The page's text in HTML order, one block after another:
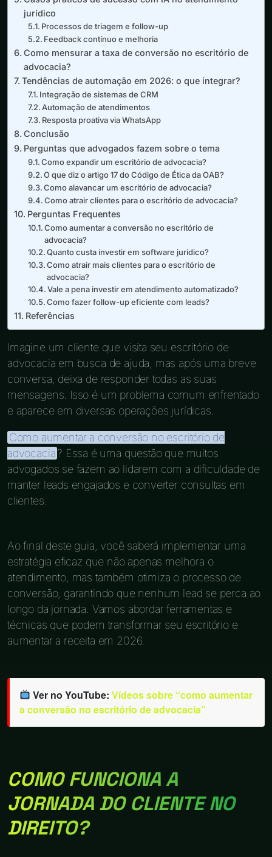
jurídico
Processos de triagem e follow-up
Feedback contínuo e melhoria
Como mensurar a taxa de conversão no escritório de
advocacia?
Tendências de automação em 2026: o que integrar?
Integração de sistemas de CRM
Automação de atendimentos
Resposta proativa via WhatsApp
Conclusão
Perguntas que advogados fazem sobre o tema
Como expandir um escritório de advocacia?
O que diz o artigo 17 do Código de Ética da OAB?
Como alavancar um escritório de advocacia?
Como atrair clientes para o escritório de advocacia?
Perguntas Frequentes
Como aumentar a conversão no escritório de
advocacia?
Quanto custa investir em software jurídico?
Como atrair mais clientes para o escritório de
advocacia?
Vale a pena investir em atendimento automatizado?
Como fazer follow-up eficiente com leads?
Referências
Imagine um cliente que visita seu escritório de
advocacia em busca de ajuda, mas após uma breve
conversa, deixa de responder todas as suas
mensagens. Isso é um problema comum enfrentado
e aparece em diversas operações jurídicas.
Como aumentar a conversão no escritório de
advocacia? Essa é uma questão que muitos
advogados se fazem ao lidarem com a dificuldade de
manter leads engajados e converter consultas em
clientes.
Ao final deste guia, você saberá implementar uma
estratégia eficaz que não apenas melhora o
atendimento, mas também otimiza o processo de
conversão, garantindo que nenhum lead se perca ao
longo da jornada. Vamos abordar ferramentas e
técnicas que podem transformar seu escritório e
aumentar a receita em 2026.
Ver no YouTube: Vídeos sobre “como aumentar
a conversão no escritório de advocacia”
COMO FUNCIONA A
JORNADA DO CLIENTE NO
DIREITO?